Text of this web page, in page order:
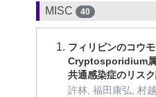
MISC 40
フィリピンのコウ
Cryptosporidium属
共通感染症のリス
許林, 福田康弘, 村